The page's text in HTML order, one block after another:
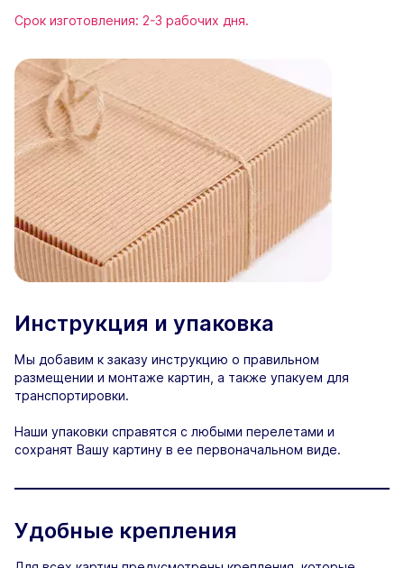
Срок изготовления: 2-3 рабочих дня.
Инструкция и упаковка
Мы добавим к заказу инструкцию о правильном
размещении и монтаже картин, а также упакуем для
транспортировки.
Наши упаковки справятся с любыми перелетами и
сохранят Вашу картину в ее первоначальном виде.
Удобные крепления